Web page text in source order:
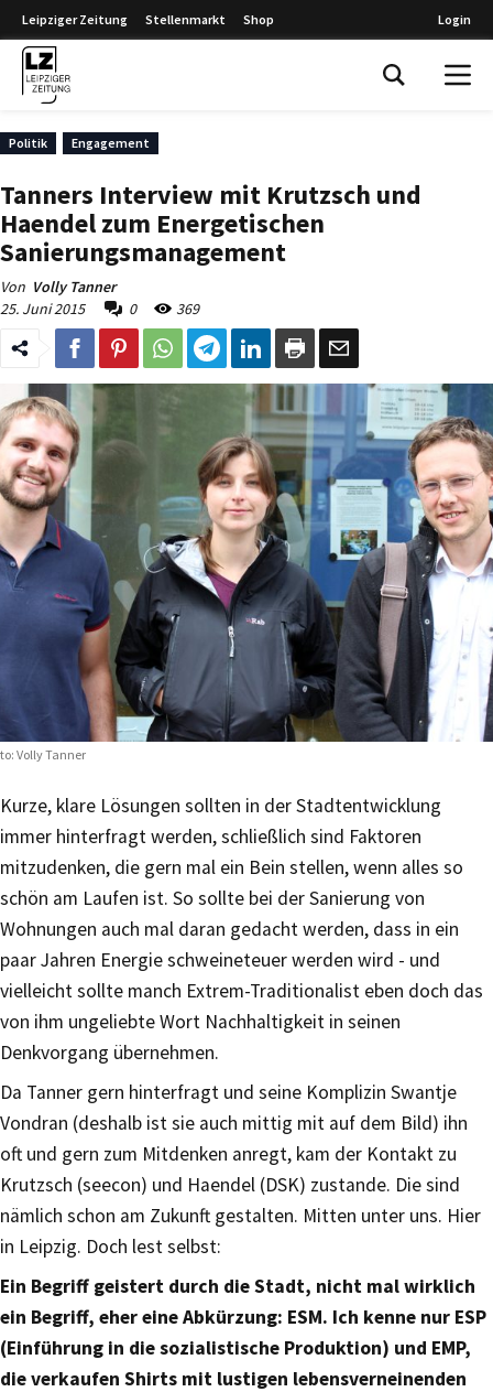
Leipziger Zeitung Stellenmarkt Shop Login
Politik Engagement
Tanners Interview mit Krutzsch und
Haendel zum Energetischen
Sanierungsmanagement
Von Volly Tanner
25. Juni 2015
0 369
Volly Tanner
Kurze, klare Lösungen sollten in der Stadtentwicklung
immer hinterfragt werden, schließlich sind Faktoren
mitzudenken, die gern mal ein Bein stellen, wenn alles so
schön am Laufen ist. So sollte bei der Sanierung von
Wohnungen auch mal daran gedacht werden, dass in ein
paar Jahren Energie schweineteuer werden wird - und
vielleicht sollte manch Extrem-Traditionalist eben doch das
von ihm ungeliebte Wort Nachhaltigkeit in seinen
Denkvorgang übernehmen.
Da Tanner gern hinterfragt und seine Komplizin Swantje
Vondran (deshalb ist sie auch mittig mit auf dem Bild) ihn
oft und gern zum Mitdenken anregt, kam der Kontakt zu
Krutzsch (seecon) und Haendel (DSK) zustande. Die sind
nämlich schon am Zukunft gestalten. Mitten unter uns. Hier
in Leipzig. Doch lest selbst:
Ein Begriff geistert durch die Stadt, nicht mal wirklich
ein Begriff, eher eine Abkürzung: ESM. Ich kenne nur ESP
(Einführung in die sozialistische Produktion) und EMP,
die verkaufen Shirts mit lustigen lebensverneinenden